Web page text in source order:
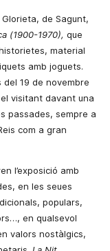
de Sagunt,
(1900-1970), que
material
amb joguets.
del 19 de novembre
visitant davant una
passades, sempre a
com a gran
l’exposició amb
en les seues
populars,
en qualsevol
valors nostàlgics,